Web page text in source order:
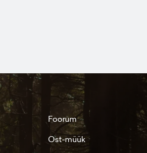
Foorum
Ost-müük